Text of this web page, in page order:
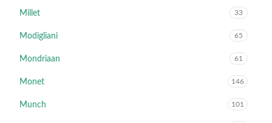
Millet 33
Modigliani 65
Mondriaan 61
Monet 146
Munch 101